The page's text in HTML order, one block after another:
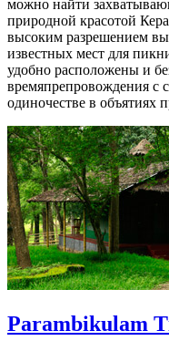
можно найти
природной красотой
высоким разрешением
известных мест для
удобно расположены и
времяпрепровождения с
одиночестве в объятиях
Parambikulam